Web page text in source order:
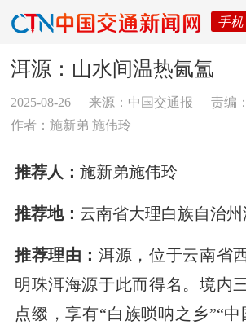
手机
洱源：山水间温热氤氲
2025-08-26 来源：中国交通报
责编
作者：施新弟 施伟玲
推荐人： 施新弟施伟玲
推荐地： 云南省大理白族自治
推荐理由：洱源，位于云南省
明珠洱海源于此而得名。境内
点缀，享有“白族唢呐之乡”“